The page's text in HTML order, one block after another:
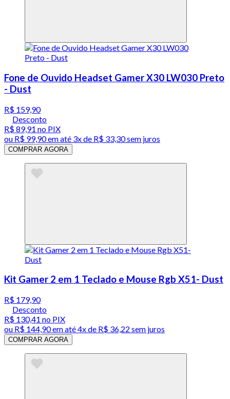
Fone de Ouvido Headset Gamer X30 LW030 Preto
- Dust
R$ 159,90
Desconto
R$ 89,91 no PIX
ou R$ 99,90em até 3x de R$ 33,30 sem juros
COMPRAR AGORA
Kit Gamer 2 em 1 Teclado e Mouse Rgb X51- Dust
R$ 179,90
Desconto
R$ 130,41 no PIX
ou R$ 144,90em até4x de R$ 36,22 sem juros
COMPRAR AGORA